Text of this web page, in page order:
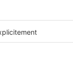
possible de
plus
que culturelle est
une ville
de la mer (la